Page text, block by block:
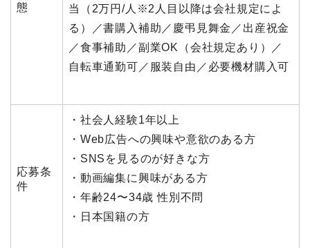
態
当（2万円/人※2人目以降は会社規定によ
る）／書購入補助／慶弔見舞金／出産祝金
／食事補助／副業OK（会社規定あり）／
自転車通勤可／服装自由／必要機材購入可
応募条
件
・社会人経験1年以上
・Web広告への興味や意欲のある方
・SNSを見るのが好きな方
・動画編集に興味がある方
・年齢24〜34歳 性別不問
・日本国籍の方